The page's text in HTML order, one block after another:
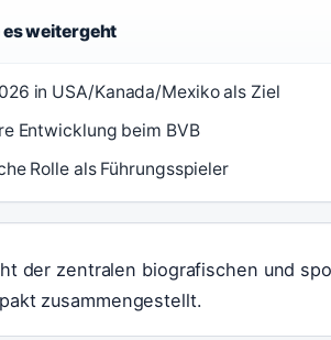
es weitergeht
in USA/Kanada/Mexiko als Ziel
Entwicklung beim BVB
Rolle als Führungsspieler
der zentralen biografischen und
zusammengestellt.